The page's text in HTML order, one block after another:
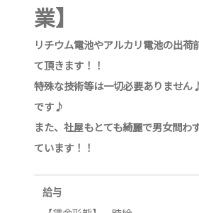
業】
リチウム電池やアルカリ電池の出荷
て頂きます！！
特殊な技術等は一切必要ありませ
です♪
また、社屋もとても綺麗で男女問わ
ています！！
給与